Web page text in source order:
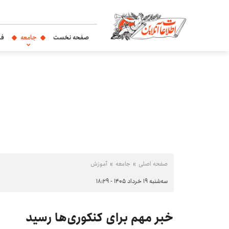
صفحه نخست جامعه
صفحه اصلی جامعه
آموزش
سه‌شنبه ۱۹ خرداد ۱۴۰۵ - ۱۸:۲۹
خبر مهم برای کنکوری‌ها رسید